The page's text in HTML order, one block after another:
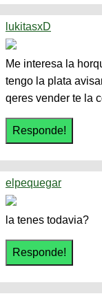
lukitasxD
Me interesa la
tengo la plata
qeres vender te la
elpequegar
la tenes todavia?